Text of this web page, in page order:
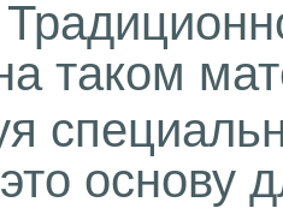
таком
основу